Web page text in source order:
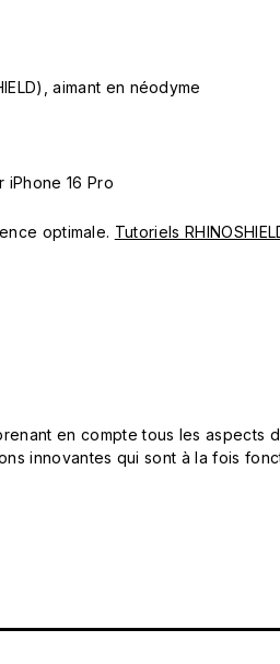
aimant en néodyme
iPhone 16 Pro
optimale. Tutoriels
en compte tous les
innovantes qui sont à la fois